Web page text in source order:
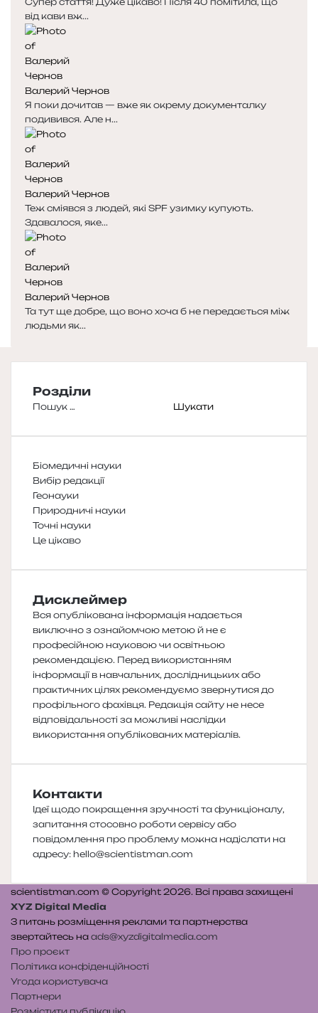
від кави вж...
Валерий Чернов
Я поки дочитав — вже як окрему документалку
подивився. Але н...
Валерий Чернов
Теж сміявся з людей, які SPF узимку купують.
Здавалося, яке...
Валерий Чернов
Та тут ще добре, що воно хоча б не передається між
людьми як...
Розділи
Пошук:
Біомедичні науки
Вибір редакції
Геонауки
Природничі науки
Точні науки
Це цікаво
Дисклеймер
Вся опублікована інформація надається
виключно з ознайомчою метою й не є
професійною науковою чи освітньою
рекомендацією. Перед використанням
інформації в навчальних, дослідницьких або
практичних цілях рекомендуємо звернутися до
профільного фахівця. Редакція сайту не несе
відповідальності за можливі наслідки
використання опублікованих матеріалів.
Контакти
Ідеї щодо покращення зручності та функціоналу,
запитання стосовно роботи сервісу або
повідомлення про проблему можна надіслати на
адресу: hello@scientistman.com
scientistman.com © Copyright 2026. Всі права захищені
XYZ Digital Media
З питань розміщення реклами та партнерства
звертайтесь на ads@xyzdigitalmedia.com
Про проєкт
Політика конфіденційності
Угода користувача
Партнери